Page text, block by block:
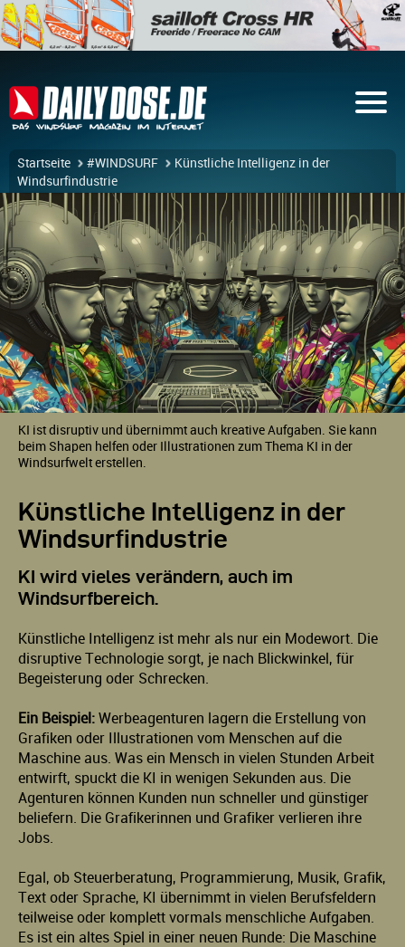
Startseite #WINDSURF
Künstliche Intelligenz in der
Windsurfindustrie
KI ist disruptiv und übernimmt auch kreative Aufgaben. Sie kann
beim Shapen helfen oder Illustrationen zum Thema KI in der
Windsurfwelt erstellen.
Künstliche Intelligenz in der
Windsurfindustrie
KI wird vieles verändern, auch im
Windsurfbereich.
Künstliche Intelligenz ist mehr als nur ein Modewort. Die
disruptive Technologie sorgt, je nach Blickwinkel, für
Begeisterung oder Schrecken.
Ein Beispiel: Werbeagenturen lagern die Erstellung von
Grafiken oder Illustrationen vom Menschen auf die
Maschine aus. Was ein Mensch in vielen Stunden Arbeit
entwirft, spuckt die KI in wenigen Sekunden aus. Die
Agenturen können Kunden nun schneller und günstiger
beliefern. Die Grafikerinnen und Grafiker verlieren ihre
Jobs.
Egal, ob Steuerberatung, Programmierung, Musik, Grafik,
Text oder Sprache, KI übernimmt in vielen Berufsfeldern
teilweise oder komplett vormals menschliche Aufgaben.
Es ist ein altes Spiel in einer neuen Runde: Die Maschine